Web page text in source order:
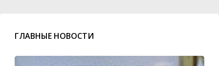
ГЛАВНЫЕ НОВОСТИ